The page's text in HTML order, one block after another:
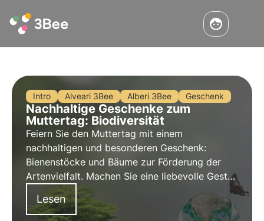
Intro Alveari 3Bee Alberi 3Bee Geschenk
Nachhaltige Geschenke zum
Muttertag: Biodiversität
Feiern Sie den Muttertag mit einem
nachhaltigen und besonderen Geschenk:
Bienenstöcke und Bäume zur Förderung der
Artenvielfalt. Machen Sie eine liebevolle Geste
gegenüber der Natur und dem Planeten. In
unserem Artikel finden Sie nützliche Tipps für
ein umweltfreundliches und originelles 3Bee-
Lesen